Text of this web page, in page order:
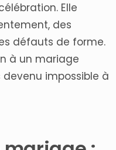
Elle
des
défauts de forme.
à un mariage
impossible à